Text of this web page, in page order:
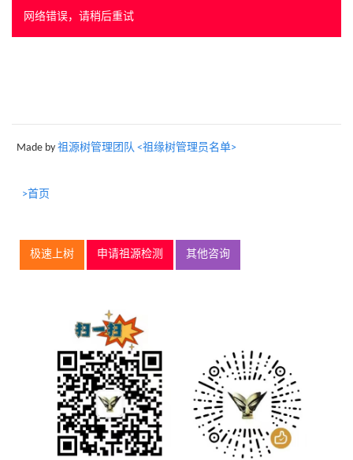
网络错误，请稍后重试
Made by 祖源树管理团队 <祖缘树管理员名单>
>首页
极速上树 申请祖源检测 其他咨询